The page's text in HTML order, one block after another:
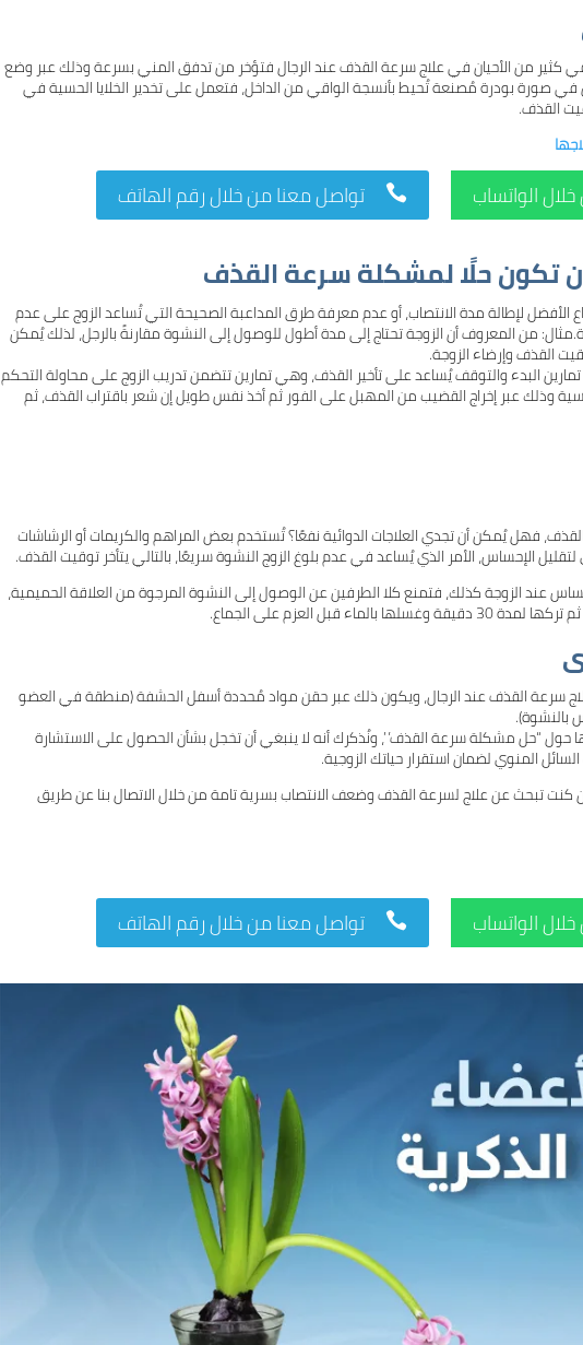
كثير من الأحيان في علاج سرعة القذف عند الرجال فتؤخر من تدفق المني بسرعة وذلك عبر وضع
في صورة بودرة مُصنعة تُحيط بأنسجة الواقي من الداخل، فتعمل على تخدير الخلايا الحسية في
القذف.
تواصل معنا من خلال رقم الهاتف  الواتساب
تكون حلًا لمشكلة سرعة القذف
الأفضل لإطالة مدة الانتصاب، أو عدم معرفة طرق المداعبة الصحيحة التي تُساعد الزوج على عدم
من المعروف أن الزوجة تحتاج إلى مدة أطول للوصول إلى النشوة مقارنةً بالرجل، لذلك يُمكن
القذف وإرضاء الزوجة.
تمارين البدء والتوقف يُساعد على تأخير القذف، وهي تمارين تتضمن تدريب الزوج على محاولة التحكم
وذلك عبر إخراج القضيب من المهبل على الفور ثم أخذ نفس طويل إن شعر باقتراب القذف، ثم
فهل يُمكن أن تجدي العلاجات الدوائية نفعًا؟ تُستخدم بعض المراهم والكريمات أو الرشاشات
الإحساس، الأمر الذي يُساعد في عدم بلوغ الزوج النشوة سريعًا، بالتالي يتأخر توقيت القذف.
عند الزوجة كذلك، فتمنع كلا الطرفين عن الوصول إلى النشوة المرجوة من العلاقة الحميمية،
قبل العزم على الجماع.
سرعة القذف عند الرجال، ويكون ذلك عبر حقن مواد مُحددة أسفل الحشفة (منطقة في العضو
بالنشوة).
حول “حل مشكلة سرعة القذف”، ونُذكرك أنه لا ينبغي أن تخجل بشأن الحصول على الاستشارة
المنوي لضمان استقرار حياتك الزوجية.
كنت تبحث عن علاج لسرعة القذف وضعف الانتصاب بسرية تامة من خلال الاتصال بنا عن طريق
تواصل معنا من خلال رقم الهاتف  الواتساب